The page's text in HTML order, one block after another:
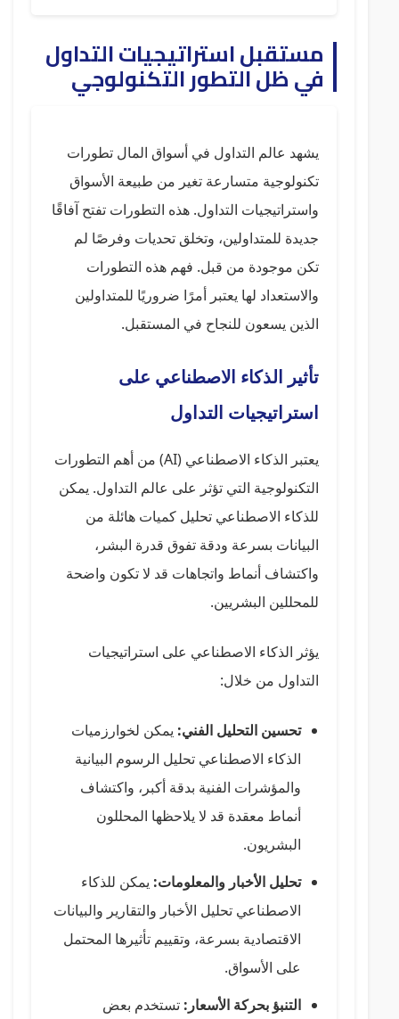
مستقبل استراتيجيات التداول
في ظل التطور التكنولوجي
يشهد عالم التداول في أسواق المال تطورات
تكنولوجية متسارعة تغير من طبيعة الأسواق
واستراتيجيات التداول. هذه التطورات تفتح آفاقًا
جديدة للمتداولين، وتخلق تحديات وفرصًا لم
تكن موجودة من قبل. فهم هذه التطورات
والاستعداد لها يعتبر أمرًا ضروريًا للمتداولين
الذين يسعون للنجاح في المستقبل.
تأثير الذكاء الاصطناعي على
استراتيجيات التداول
يعتبر الذكاء الاصطناعي (AI) من أهم التطورات
التكنولوجية التي تؤثر على عالم التداول. يمكن
للذكاء الاصطناعي تحليل كميات هائلة من
البيانات بسرعة ودقة تفوق قدرة البشر،
واكتشاف أنماط واتجاهات قد لا تكون واضحة
للمحللين البشريين.
يؤثر الذكاء الاصطناعي على استراتيجيات
التداول من خلال:
تحسين التحليل الفني: يمكن لخوارزميات
الذكاء الاصطناعي تحليل الرسوم البيانية
والمؤشرات الفنية بدقة أكبر، واكتشاف
أنماط معقدة قد لا يلاحظها المحللون
البشريون.
تحليل الأخبار والمعلومات: يمكن للذكاء
الاصطناعي تحليل الأخبار والتقارير والبيانات
الاقتصادية بسرعة، وتقييم تأثيرها المحتمل
على الأسواق.
التنبؤ بحركة الأسعار: تستخدم بعض